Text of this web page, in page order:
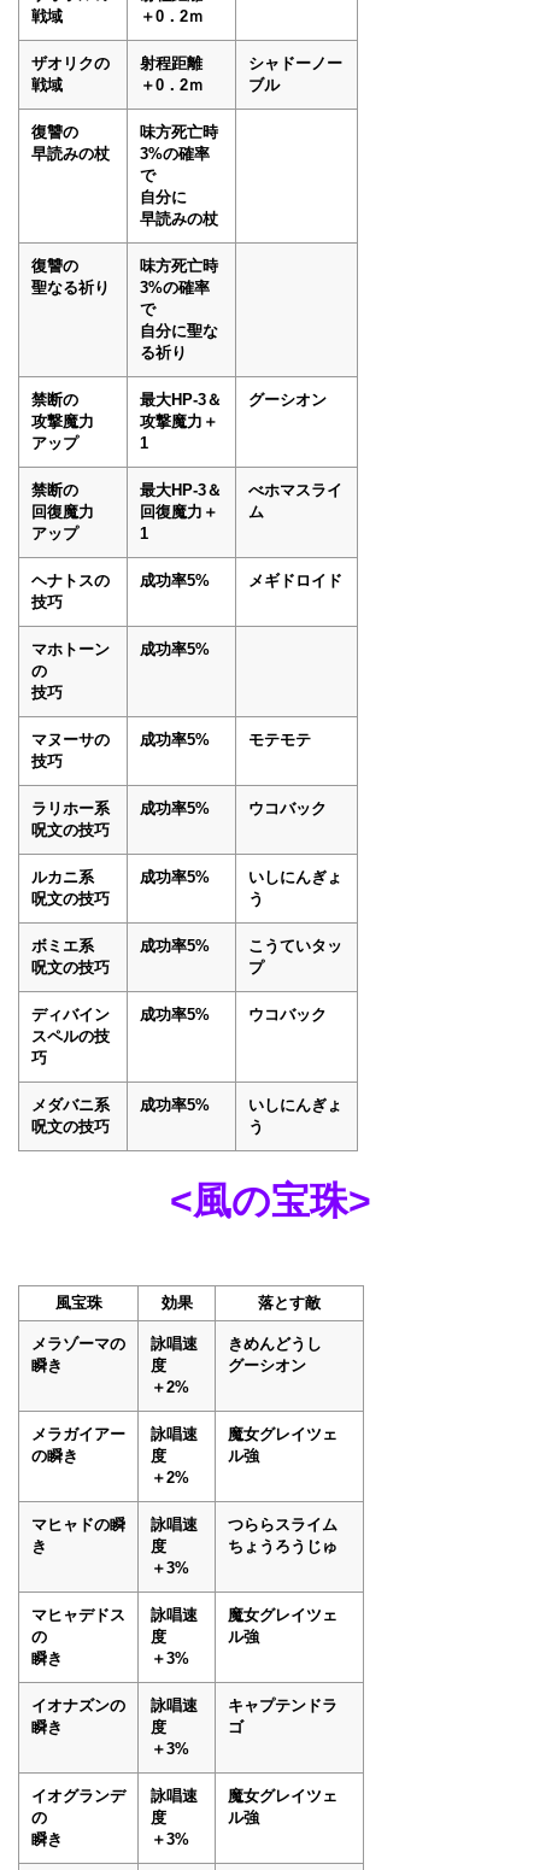
戦域
＋0．2ｍ
ザオリクの
戦域
射程距離
＋0．2ｍ
シャドーノー
ブル
復讐の
早読みの杖
味方死亡時
3%の確率
で
自分に
早読みの杖
復讐の
聖なる祈り
味方死亡時
3%の確率
で
自分に聖な
る祈り
禁断の
攻撃魔力
アップ
最大HP-3＆
攻撃魔力＋
1
グーシオン
禁断の
回復魔力
アップ
最大HP-3＆
回復魔力＋
1
べホマスライ
ム
ヘナトスの
技巧
成功率5% メギドロイド
マホトーン
の
技巧
成功率5%
マヌーサの
技巧
成功率5% モテモテ
ラリホー系
呪文の技巧
成功率5% ウコバック
ルカニ系
呪文の技巧
成功率5%
いしにんぎょ
う
ボミエ系
呪文の技巧
成功率5%
こうていタッ
プ
ディバイン
スペルの技
巧
成功率5% ウコバック
メダバニ系
呪文の技巧
成功率5%
いしにんぎょ
う
<風の宝珠>
風宝珠 効果 落とす敵
メラゾーマの
瞬き
詠唱速
度
＋2%
きめんどうし
グーシオン
メラガイアー
の瞬き
詠唱速
度
＋2%
魔女グレイツェ
ル強
マヒャドの瞬
き
詠唱速
度
＋3%
つららスライム
ちょうろうじゅ
マヒャデドス
の
瞬き
詠唱速
度
＋3%
魔女グレイツェ
ル強
イオナズンの
瞬き
詠唱速
度
＋3%
キャプテンドラ
ゴ
イオグランデ
の
瞬き
詠唱速
度
＋3%
魔女グレイツェ
ル強